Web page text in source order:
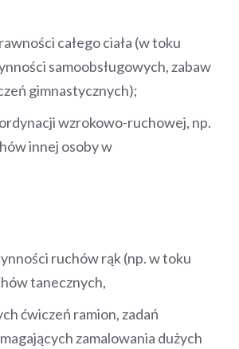
całego ciała (w toku
samoobsługowych, zabaw
gimnastycznych);
wzrokowo-ruchowej, np.
innej osoby w
ruchów rąk (np. w toku
tanecznych,
ćwiczeń ramion, zadań
zamalowania dużych